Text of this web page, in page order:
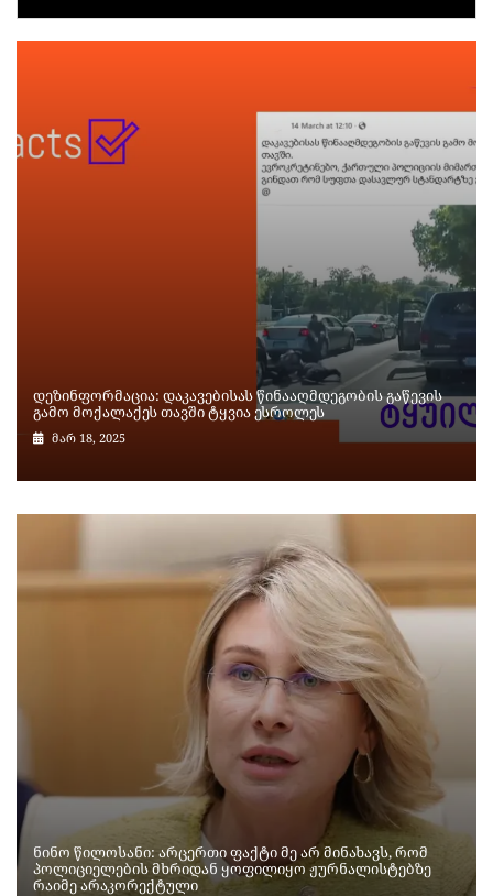
დეზინფორმაცია: დაკავებისას წინააღმდეგობის გაწევის
გამო მოქალაქეს თავში ტყვია ესროლეს
მარ 18, 2025
ნინო წილოსანი: არცერთი ფაქტი მე არ მინახავს, რომ
პოლიციელების მხრიდან ყოფილიყო ჟურნალისტებზე
რაიმე არაკორექტული